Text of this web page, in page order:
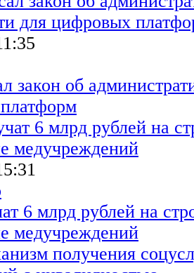
закон об
6 млрд рублей на
медучреждений